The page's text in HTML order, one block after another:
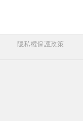
隱私權保護政策